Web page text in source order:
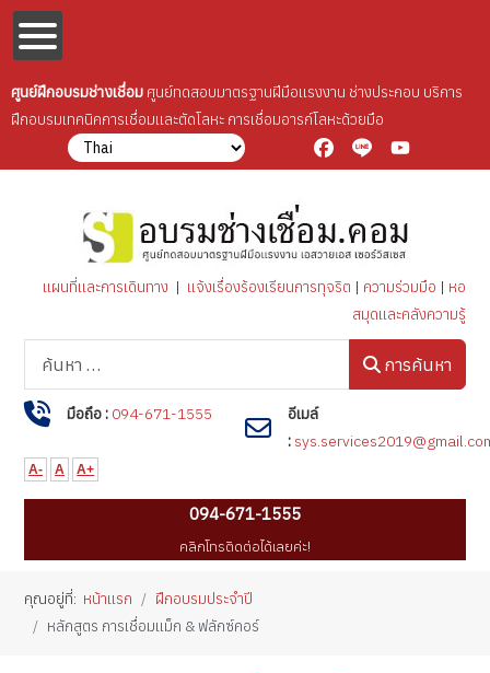
ศูนย์ฝึกอบรมช่างเชื่อม ศูนย์ทดสอบมาตรฐานฝีมือเเรงงาน ช่างประกอบ บริการ
ฝึกอบรมเทคนิคการเชื่อมเเละตัดโลหะ การเชื่อมอารก์โลหะด้วยมือ
Facebook
Line YouTube
แผนที่และการเดินทาง | แจ้งเรื่องร้องเรียนการทุจริต | ความร่วมมือ | หอ
สมุดและคลังความรู้
การค้นหา
มือถือ : 094-671-1555
อีเมล์
:
A- A A+
094-671-1555
คลิกโทรติดต่อได้เลยค่ะ!
คุณอยู่ที่: หน้าแรก
ฝึกอบรมประจำปี
หลักสูตร การเชื่อมแม็ก & ฟลักซ์คอร์